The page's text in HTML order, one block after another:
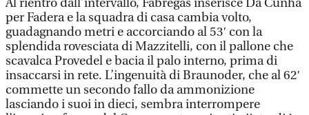
Al rientro dall’intervallo, Fabregas inserisce Da Cunha
per Fadera e la squadra di casa cambia volto,
guadagnando metri e accorciando al 53′ con la
splendida rovesciata di Mazzitelli, con il pallone che
scavalca Provedel e bacia il palo interno, prima di
insaccarsi in rete. L’ingenuità di Braunoder, che al 62′
commette un secondo fallo da ammonizione
lasciando i suoi in dieci, sembra interrompere